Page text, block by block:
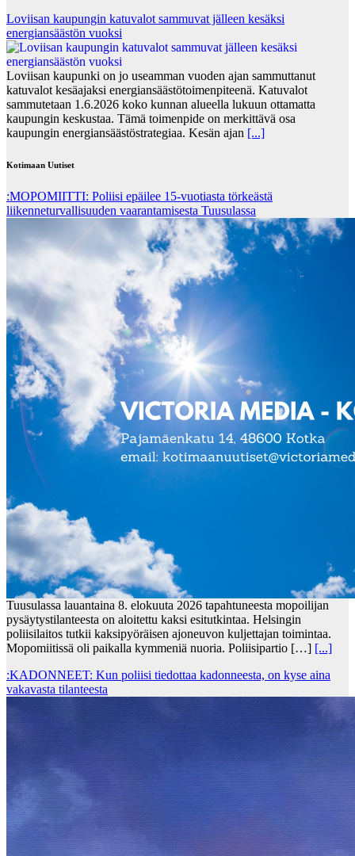
Loviisan kaupungin katuvalot sammuvat jälleen kesäksi
energiansäästön vuoksi
Loviisan kaupunki on jo useamman vuoden ajan sammuttanut
katuvalot kesäajaksi energiansäästötoimenpiteenä. Katuvalot
sammutetaan 1.6.2026 koko kunnan alueella lukuun ottamatta
kaupungin keskustaa. Tämä toimenpide on merkittävä osa
kaupungin energiansäästöstrategiaa. Kesän ajan [...]
Kotimaan Uutiset
:MOPOMIITTI: Poliisi epäilee 15-vuotiasta törkeästä
liikenneturvallisuuden vaarantamisesta Tuusulassa
Tuusulassa lauantaina 8. elokuuta 2026 tapahtuneesta mopoilijan
pysäytystilanteesta on aloitettu kaksi esitutkintaa. Helsingin
poliisilaitos tutkii kaksipyöräisen ajoneuvon kuljettajan toimintaa.
Mopomiitissä oli paikalla kymmeniä nuoria. Poliisipartio […] [...]
:KADONNEET: Kun poliisi tiedottaa kadonneesta, on kyse aina
vakavasta tilanteesta